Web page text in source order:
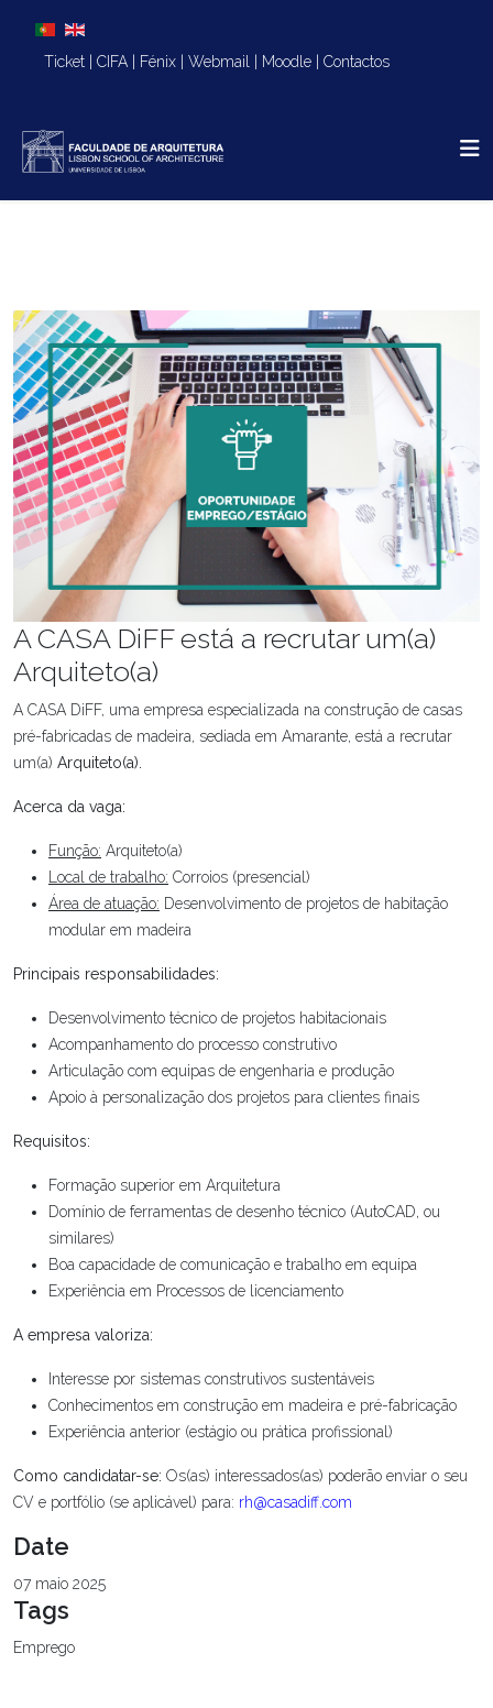
Escolha o seu idioma
Ticket CIFA Fénix Webmail Moodle Contactos
A CASA DiFF está a recrutar um(a)
Arquiteto(a)
A CASA DiFF, uma empresa especializada na construção de casas
pré-fabricadas de madeira, sediada em Amarante, está a recrutar
um(a) Arquiteto(a).
Acerca da vaga:
Função: Arquiteto(a)
Local de trabalho: Corroios (presencial)
Área de atuação: Desenvolvimento de projetos de habitação
modular em madeira
Principais responsabilidades:
Desenvolvimento técnico de projetos habitacionais
Acompanhamento do processo construtivo
Articulação com equipas de engenharia e produção
Apoio à personalização dos projetos para clientes finais
Requisitos:
Formação superior em Arquitetura
Domínio de ferramentas de desenho técnico (AutoCAD, ou
similares)
Boa capacidade de comunicação e trabalho em equipa
Experiência em Processos de licenciamento
A empresa valoriza:
Interesse por sistemas construtivos sustentáveis
Conhecimentos em construção em madeira e pré-fabricação
Experiência anterior (estágio ou prática profissional)
Como candidatar-se: Os(as) interessados(as) poderão enviar o seu
CV e portfólio (se aplicável) para: rh@casadiff.com
Date
07 maio 2025
Tags
Emprego